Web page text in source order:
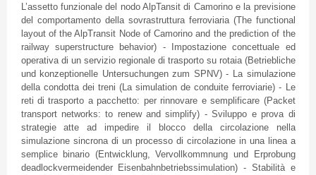
L’assetto funzionaledel nodo AlpTansit di Camorinoe la previsione
del comportamento della sovrastruttura ferroviaria(The functional
layout of theAlpTransit Node ofCamorino and the prediction of the
railway superstructure behavior) -
Impostazione concettuale ed
operativa di un servizio regionale di trasporto su rotaia(Betriebliche
und konzeptionelle Untersuchungen zum SPNV) - La simulazione
della condotta dei treni (La simulation deconduite ferroviarie) - Le
reti di trasporto apacchetto: per rinnovare esemplificare (Packet
transport networks: to renew and simplify) -Sviluppo eprova di
strategie
atte ad impedire il blocco della circolazione
nella
simulazione sincrona di un processo di circolazionein una lineaa
semplice
binario (Entwicklung,Vervollkommnung und
Erprobung
deadlockvermeidender Eisenbahnbetriebssimulation) - Stabilità e